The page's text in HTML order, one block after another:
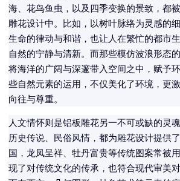
海、花鸟鱼虫，以及四季变换的景致，都
雕花设计中。比如，以树叶脉络为灵感的
生命的律动与和谐，也让人在繁忙的都市
自然的宁静与清新。而那些模仿波浪形态
将海洋的广阔与深邃带入空间之中，赋予
些自然元素的运用，不仅美化了环境，更
向往与尊重。
人文情怀则是铝板雕花另一不可或缺的灵
历史传说、民俗风情，都为雕花设计提供
国，龙凤呈祥、牡丹富贵等传统图案常被
现了对传统文化的传承，也符合现代审美